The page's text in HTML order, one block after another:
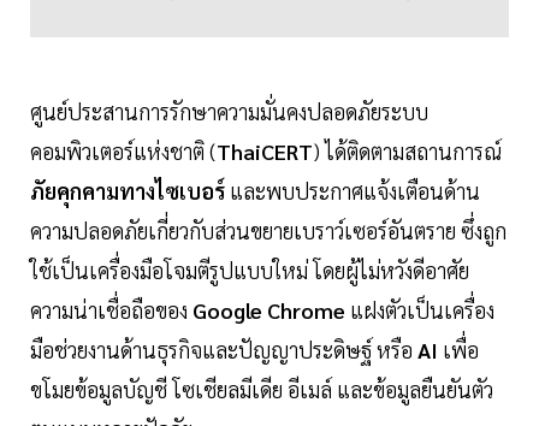
ศูนย์ประสานการรักษาความมั่นคงปลอดภัยระบบ
คอมพิวเตอร์แห่งชาติ (ThaiCERT) ได้ติดตามสถานการณ์
ภัยคุกคามทางไซเบอร์ และพบประกาศแจ้งเตือนด้าน
ความปลอดภัยเกี่ยวกับส่วนขยายเบราว์เซอร์อันตราย ซึ่งถูก
ใช้เป็นเครื่องมือโจมตีรูปแบบใหม่ โดยผู้ไม่หวังดีอาศัย
ความน่าเชื่อถือของ Google Chrome แฝงตัวเป็นเครื่อง
มือช่วยงานด้านธุรกิจและปัญญาประดิษฐ์ หรือ AI เพื่อ
ขโมยข้อมูลบัญชี โซเชียลมีเดีย อีเมล์ และข้อมูลยืนยันตัว